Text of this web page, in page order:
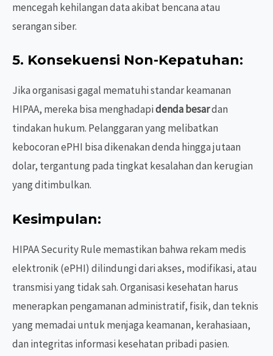
mencegah kehilangan data akibat bencana atau
serangan siber.
5. Konsekuensi Non-Kepatuhan:
Jika organisasi gagal mematuhi standar keamanan
HIPAA, mereka bisa menghadapidenda besardan
tindakan hukum. Pelanggaran yang melibatkan
kebocoran ePHI bisa dikenakan denda hingga jutaan
dolar, tergantung pada tingkat kesalahan dan kerugian
yang ditimbulkan.
Kesimpulan:
HIPAA Security Rule memastikan bahwa rekam medis
elektronik (ePHI) dilindungi dari akses, modifikasi, atau
transmisi yang tidak sah. Organisasi kesehatan harus
menerapkan pengamanan administratif, fisik, dan teknis
yang memadai untuk menjaga keamanan, kerahasiaan,
dan integritas informasi kesehatan pribadi pasien.